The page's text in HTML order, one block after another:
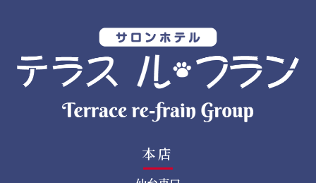
本店